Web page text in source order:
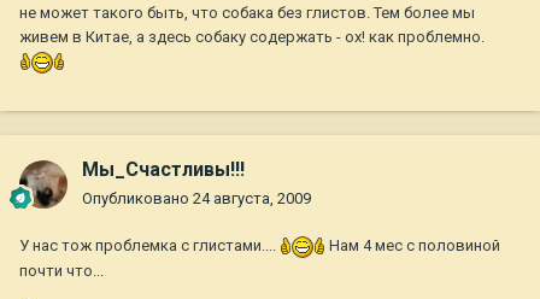
не может такого быть, что собака без глистов. Тем более мы
живем в Китае, а здесь собаку содержать - ох! как проблемно.
Мы_Счастливы!!!
Опубликовано 24 августа, 2009
У нас тож проблемка с глистами....
Нам 4 мес с половиной
почти что...